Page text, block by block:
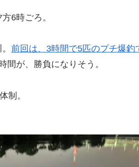
6時ごろ。
前回は、3時間で5匹のプチ爆釣
間が、勝負になりそう。
制。